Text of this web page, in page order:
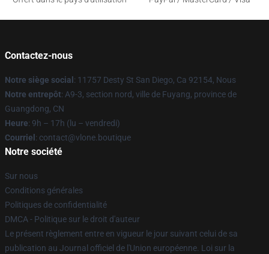
Contactez-nous
Notre siège social : 11757 Desty St San Diego, Ca 92154, Nous
Notre entrepôt: A9-3, section nord, ville de Fuyang, province de
Guangdong, CN
Heure: 9h – 17h (lu – vendredi)
Courriel : contact@vlone.boutique
Notre société
Sur nous
Conditions générales
Politiques de confidentialité
DMCA - Politique sur le droit d'auteur
Le présent règlement entre en vigueur le jour suivant celui de sa
publication au Journal officiel de l'Union européenne. Loi sur la